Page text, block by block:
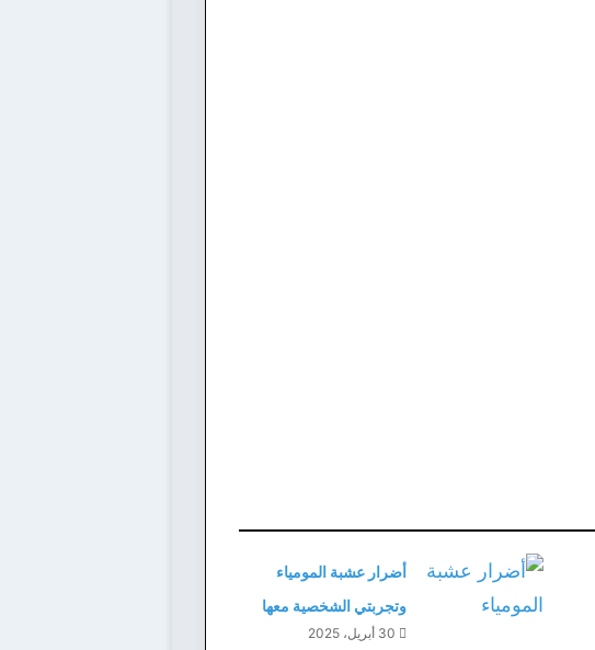
أضرار عشبة المومياء
وتجربتي الشخصية معها
30 أبريل، 2025